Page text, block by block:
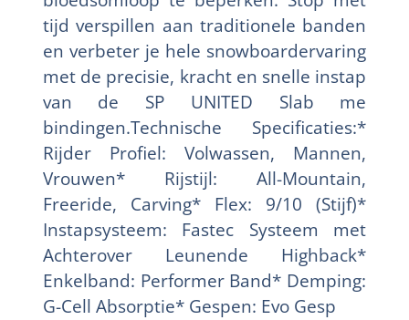
tijd verspillen aan traditionele banden
en verbeter je hele snowboardervaring
met de precisie, kracht en snelle instap
van de SP UNITED Slab me
bindingen.Technische Specificaties:*
Rijder Profiel: Volwassen, Mannen,
Vrouwen* Rijstijl: All-Mountain,
Freeride, Carving* Flex: 9/10 (Stijf)*
Instapsysteem: Fastec Systeem met
Achterover Leunende Highback*
Enkelband: Performer Band* Demping:
G-Cell Absorptie* Gespen: Evo Gesp